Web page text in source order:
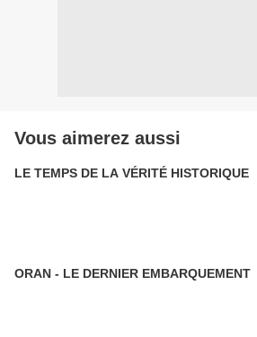
Vous aimerez aussi
LE TEMPS DE LA VÉRITÉ HISTORIQUE
ORAN - LE DERNIER EMBARQUEMENT